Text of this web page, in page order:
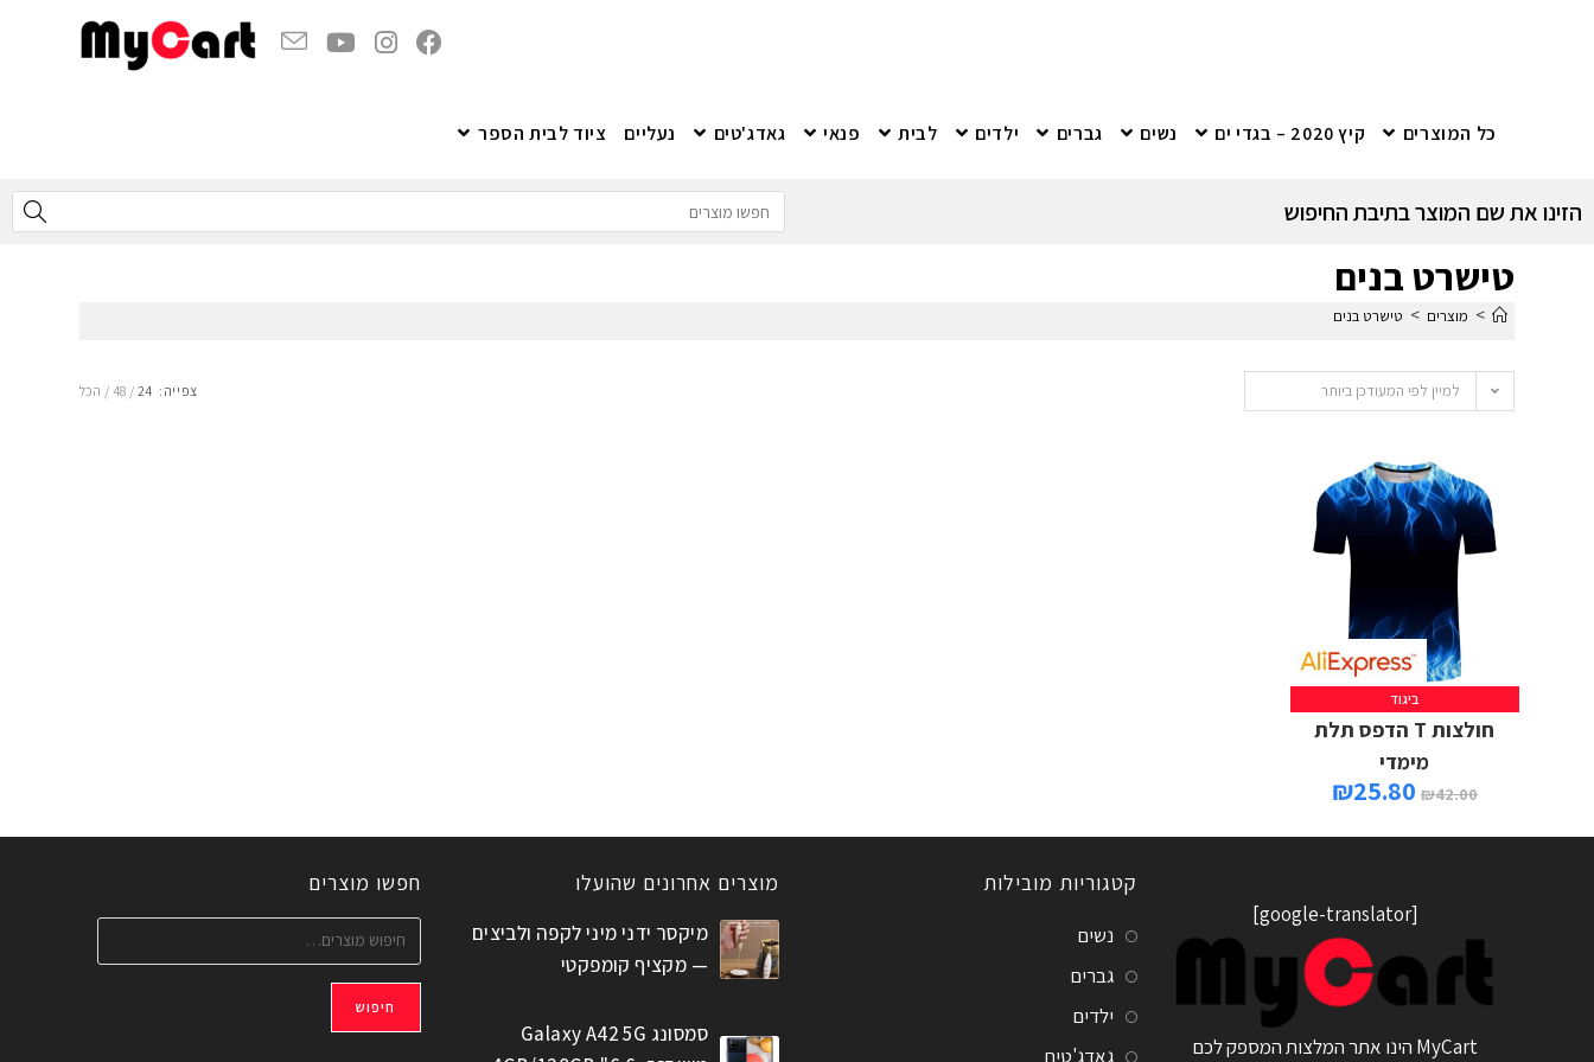
כל המוצרים קיץ 2020 – בגדי ים נשים גברים ילדים לבית פנאי גאדג'טים נעליים ציוד לבית הספר
הזינו את שם המוצר בתיבת החיפוש
טישרט בנים
> מוצרים > טישרט בנים
למיין לפי המעודכן ביותר צפייה: 24
48 הכל
ביגוד
חולצות T הדפס תלת
מימדי
₪42.00
₪25.80
[google-translator]
MyCart הינו אתר המלצות המספק לכם
קטגוריות מובילות
נשים
גברים
ילדים
גאדג'טים
מוצרים אחרונים שהועלו
מיקסר ידני מיני לקפה ולביצים
— מקציף קומפקטי
סמסונג Galaxy A42 5G
חפשו מוצרים
חיפוש